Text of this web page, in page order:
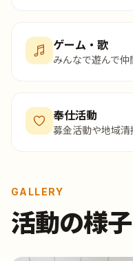
ゲーム・歌
みんなで遊んで仲
奉仕活動
募金活動や地域清
GALLERY
活動の様子